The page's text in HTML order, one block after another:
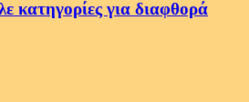
κατηγορίες για διαφθορά